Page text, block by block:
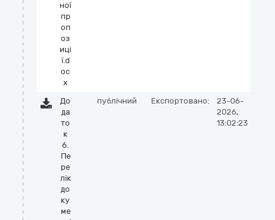
ної
пр
оп
оз
иці
ї.d
oc
x
До
да
то
к
6.
Пе
ре
лік
до
ку
ме
публічний Експортовано:
23-06-
2026,
13:02:23